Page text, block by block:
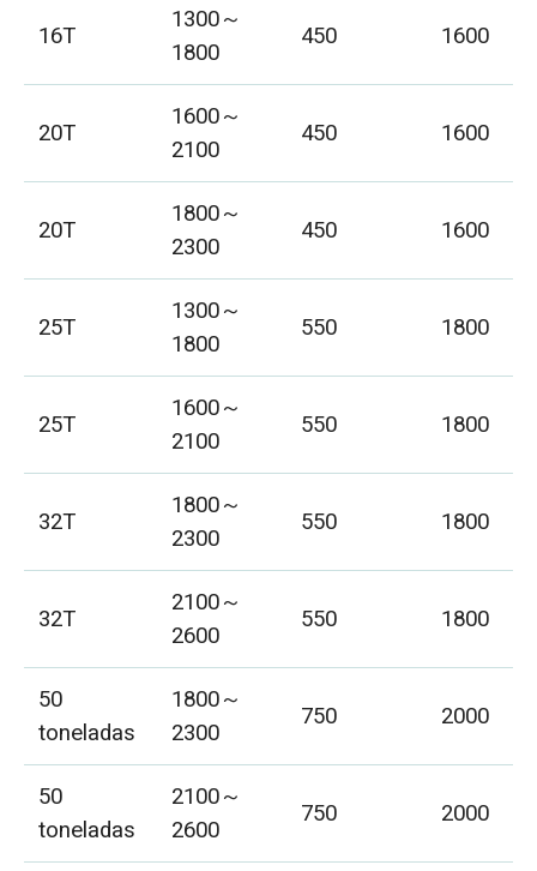
16T
1300～
1800
450 1600
20T
1600～
2100
450 1600
20T
1800～
2300
450 1600
25T
1300～
1800
550 1800
25T
1600～
2100
550 1800
32T
1800～
2300
550 1800
32T
2100～
2600
550 1800
50
toneladas
1800～
2300
750 2000
50
toneladas
2100～
2600
750 2000